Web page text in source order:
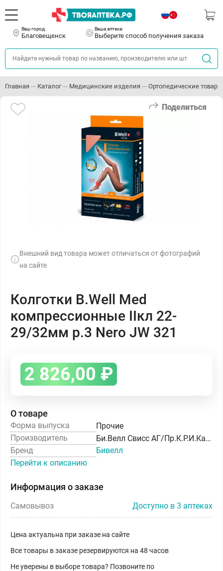
Ваш город:
Благовещенск
Ваша аптека:
Выберите способ получения заказа
Главная Каталог Медицинские изделия Ортопедические товары
Поделиться
Внешний вид товара может отличаться от фотографий
на сайте
Колготки B.Well Med
компрессионные IIкл 22-
29/32мм р.3 Nero JW 321
2 826,00 ₽
О товаре
Форма выпуска
Прочие
Производитель
Би.Велл Свисс АГ/Пр.К.Р.И.Калцифики Риунити Элли С.Р.Л.
Бренд
Бивелл
Перейти к описанию
Информация о заказе
Самовывоз Доступно в 3 аптеках
Цена актуальна при заказе на сайте
Все товары в заказе резервируются на 48 часов
Не уверены в выборе товара? Позвоните по